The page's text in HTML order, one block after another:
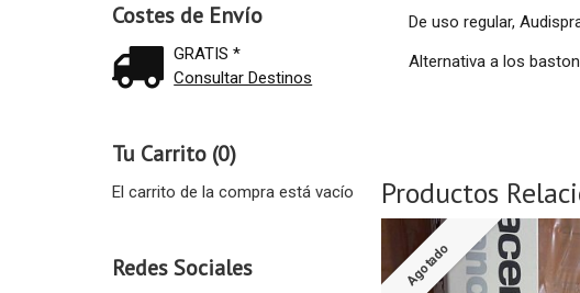
Costes de Envío
GRATIS *
Consultar Destinos
Tu Carrito (0)
El carrito de la compra está vacío
Redes Sociales
De uso regular,
Alternativa a los
Productos
Agotado